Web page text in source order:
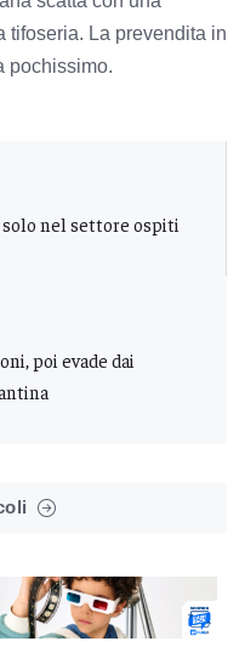
tifoseria. La prevendita in
pochissimo.
nel settore ospiti
poi evade dai